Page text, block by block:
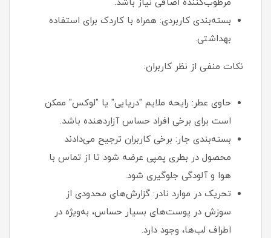
مرطوب‌کننده اضافی نیاز باشد.
بسته‌بندی کاربردی: همراه با کاردک برای استفاده
بهداشتی.
نکات منفی از نظر کاربران:
حاوی عطر: رایحه ملایم "دریایی" یا "لوکس" ممکن
است برای برخی افراد حساس آزاردهنده باشد.
بسته‌بندی جار: برخی کاربران ترجیح می‌دادند
محصول در بطری پمپی عرضه شود تا از تماس با
هوا و آلودگی جلوگیری شود.
تحریک در موارد نادر: گزارش‌های محدودی از
سوزش در پوست‌های بسیار حساس، به‌ویژه در
اطراف لب‌ها، وجود دارد.